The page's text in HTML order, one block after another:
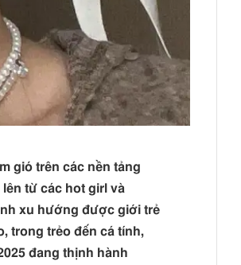
gió trên các nền tảng
từ các hot girl và
xu hướng được giới trẻ
trong trẻo đến cá tính,
đang thịnh hành